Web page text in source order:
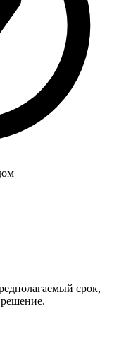
срок,